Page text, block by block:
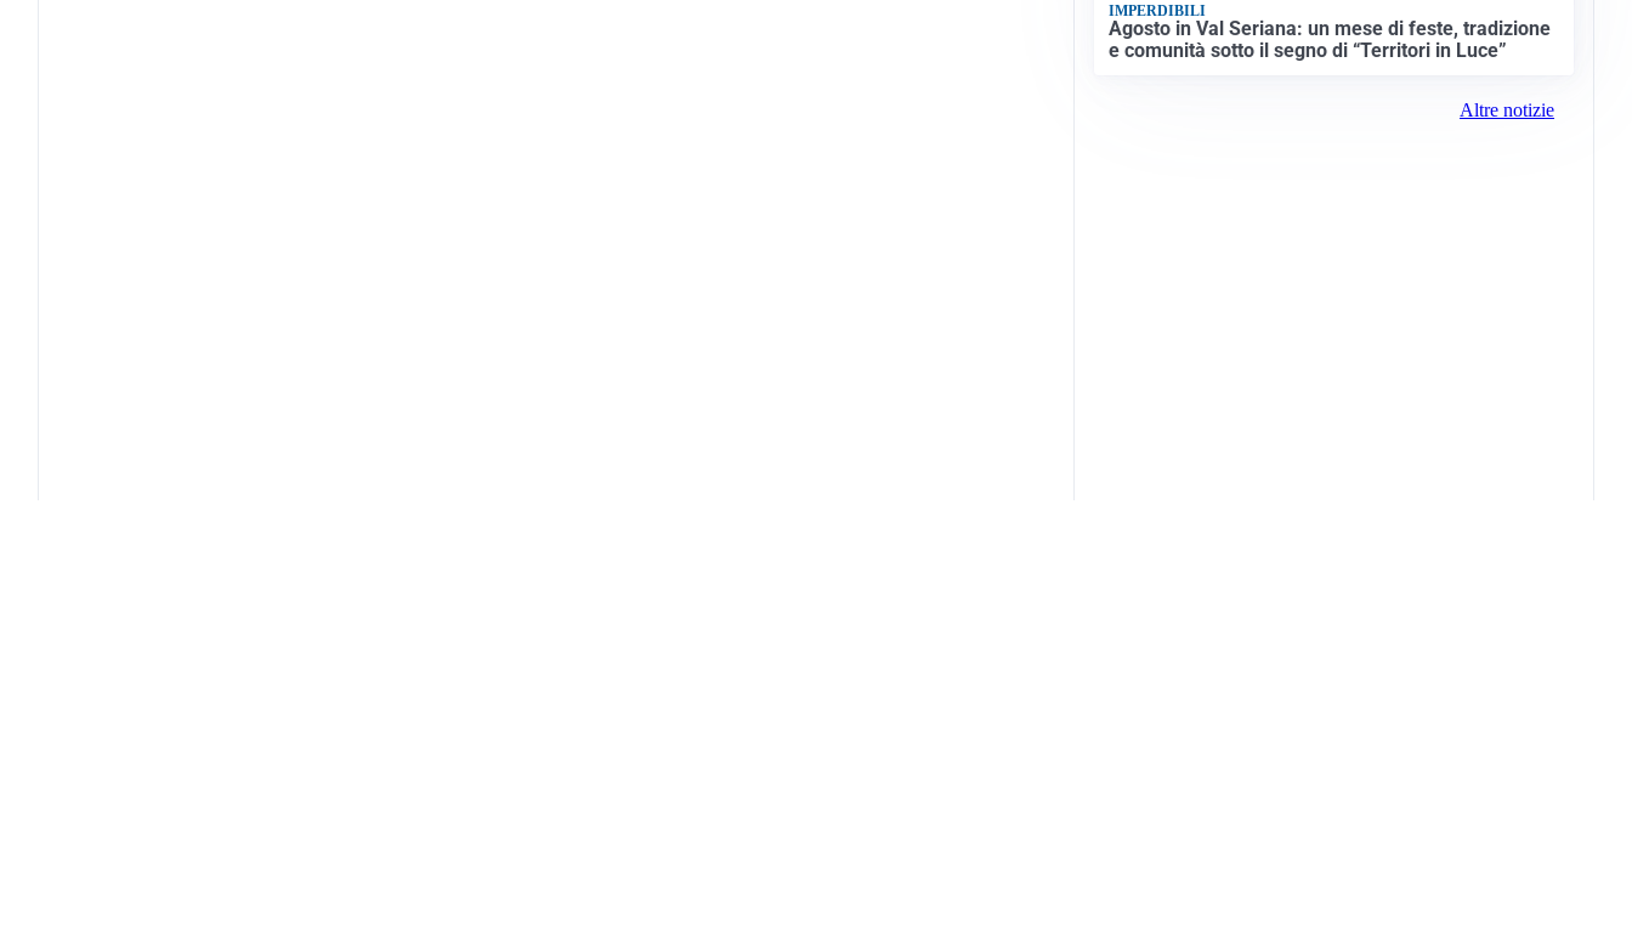
IMPERDIBILI
Agosto in Val Seriana: un mese di feste, tradizione
e comunità sotto il segno di “Territori in Luce”
Altre notizie